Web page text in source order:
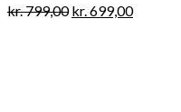
kr.799,00 Original
kr.699,00Current